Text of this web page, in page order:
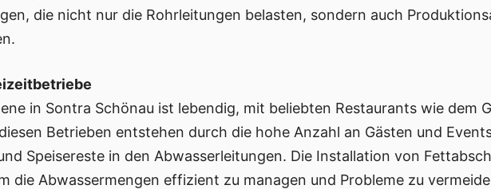
die nicht nur die Rohrleitungen belasten, sondern auch
in Sontra Schönau ist lebendig, mit beliebten Restaurants wie dem
Betrieben entstehen durch die hohe Anzahl an Gästen und
Speisereste in den Abwasserleitungen. Die Installation von
die Abwassermengen effizient zu managen und Probleme zu